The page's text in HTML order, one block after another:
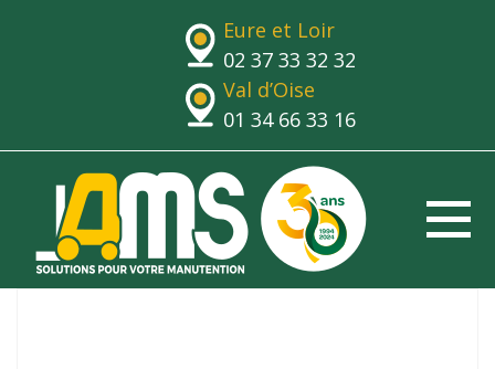
Eure et Loir
02 37 33 32 32
Val d’Oise
01 34 66 33 16